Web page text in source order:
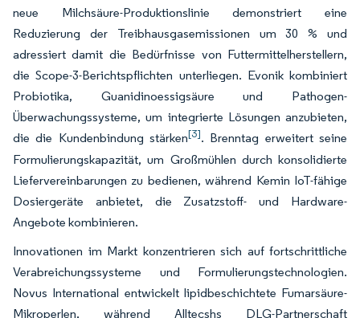
neue Milchsäure-Produktionslinie demonstriert eine
Reduzierung der Treibhausgasemissionen um 30 % und
adressiert damit die Bedürfnisse von Futtermittelherstellern,
die Scope-3-Berichtspflichten unterliegen. Evonik kombiniert
Probiotika, Guanidinoessigsäure und Pathogen-
Überwachungssysteme, um integrierte Lösungen anzubieten,
die die Kundenbindung stärken[3]. Brenntag erweitert seine
Formulierungskapazität, um Großmühlen durch konsolidierte
Liefervereinbarungen zu bedienen, während Kemin IoT-fähige
Dosiergeräte anbietet, die Zusatzstoff- und Hardware-
Angebote kombinieren.
Innovationen im Markt konzentrieren sich auf fortschrittliche
Verabreichungssysteme und Formulierungstechnologien.
Novus International entwickelt lipidbeschichtete Fumarsäure-
Mikroperlen, während Alltecshs DLG-Partnerschaft